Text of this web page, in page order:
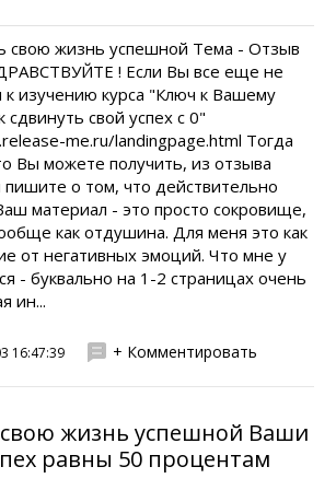
свою жизнь успешной Тема - Отзыв
! Если Вы все еще не
к изучению курса "Ключ к Вашему
сдвинуть свой успех с 0"
me.ru/landingpage.html Тогда
Вы можете получить, из отзыва
о том, что действительно
материал - это просто сокровище,
как отдушина. Для меня это как
от негативных эмоций. Что мне у
- буквально на 1-2 страницах очень
ин...
16:47:39 + Комментировать
свою жизнь успешной Ваши
равны 50 процентам